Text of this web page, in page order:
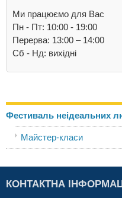
Ми працюємо для Вас
Пн - Пт: 10:00 - 19:00
Перерва: 13:00 – 14:00
Cб - Нд: вихідні
Фестиваль неідеальних
Майстер-класи
КОНТАКТНА